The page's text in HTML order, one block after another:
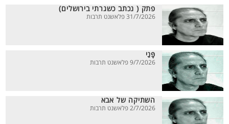
פתק ( נכתב כשגרתי בירושלים)
31/7/2026 פלאשנט תרבות
פָּנַי
9/7/2026 פלאשנט תרבות
השתיקה של אבא
2/7/2026 פלאשנט תרבות